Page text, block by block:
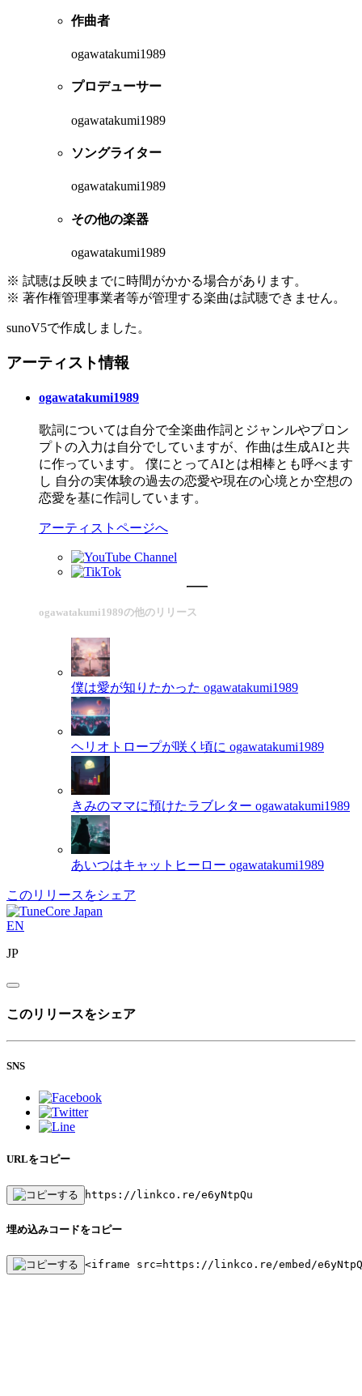
作曲者
ogawatakumi1989
プロデューサー
ogawatakumi1989
ソングライター
ogawatakumi1989
その他の楽器
ogawatakumi1989
※ 試聴は反映までに時間がかかる場合があります。
※ 著作権管理事業者等が管理する楽曲は試聴できません。
sunoV5で作成しました。
アーティスト情報
ogawatakumi1989
歌詞については自分で全楽曲作詞とジャンルやプロン
プトの入力は自分でしていますが、作曲は生成AIと共
に作っています。 僕にとってAIとは相棒とも呼べます
し 自分の実体験の過去の恋愛や現在の心境とか空想の
恋愛を基に作詞しています。
アーティストページへ
ogawatakumi1989の他のリリース
僕は愛が知りたかった ogawatakumi1989
ヘリオトロープが咲く頃に ogawatakumi1989
きみのママに預けたラブレター ogawatakumi1989
あいつはキャットヒーロー ogawatakumi1989
このリリースをシェア
EN
JP
このリリースをシェア
SNS
URLをコピー
https://linkco.re/e6yNtpQu
埋め込みコードをコピー
<iframe src=https://linkco.re/embed/